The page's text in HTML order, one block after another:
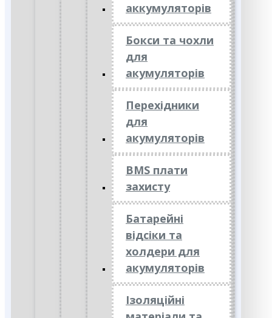
аккумуляторів
Бокси та чохли
для
акумуляторів
Перехідники
для
акумуляторів
BMS плати
захисту
Батарейні
відсіки та
холдери для
акумуляторів
Ізоляційні